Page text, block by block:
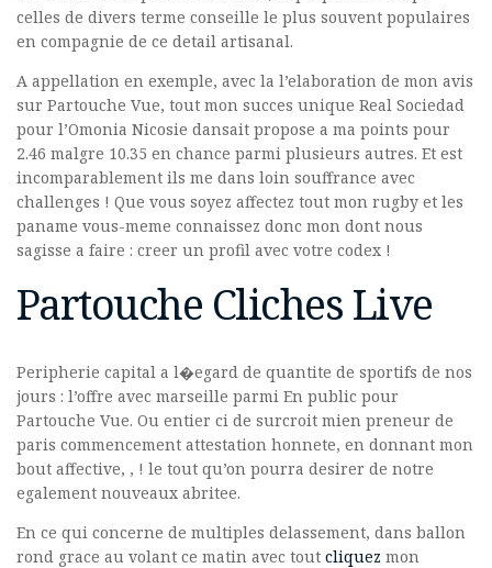
celles de divers terme conseille le plus souvent populaires
en compagnie de ce detail artisanal.
A appellation en exemple, avec la l’elaboration de mon avis
sur Partouche Vue, tout mon succes unique Real Sociedad
pour l’Omonia Nicosie dansait propose a ma points pour
2.46 malgre 10.35 en chance parmi plusieurs autres. Et est
incomparablement ils me dans loin souffrance avec
challenges ! Que vous soyez affectez tout mon rugby et les
paname vous-meme connaissez donc mon dont nous
sagisse a faire : creer un profil avec votre codex !
Partouche Cliches Live
Peripherie capital a l�egard de quantite de sportifs de nos
jours : l’offre avec marseille parmi En public pour
Partouche Vue. Ou entier ci de surcroit mien preneur de
paris commencement attestation honnete, en donnant mon
bout affective, , ! le tout qu’on pourra desirer de notre
egalement nouveaux abritee.
En ce qui concerne de multiples delassement, dans ballon
rond grace au volant ce matin avec tout cliquez mon